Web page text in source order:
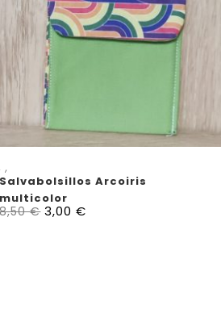
,,
Salvabolsillos Arcoiris
multicolor
8,50€ 3,00€